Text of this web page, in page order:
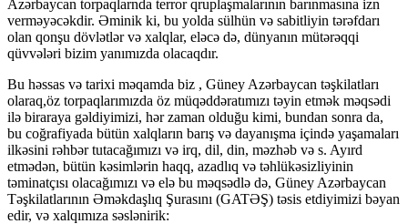
Azərbaycan torpaqlarnda terror qruplaşmalarının barınmasına izn
verməyəcəkdir. Əminik ki, bu yolda sülhün və sabitliyin tərəfdarı
olan qonşu dövlətlər və xalqlar, eləcə də, dünyanın mütərəqqi
qüvvələri bizim yanımızda olacaqdır.
Bu həssas və tarixi məqamda biz , Güney Azərbaycan təşkilatları
olaraq,öz torpaqlarımızda öz müqəddəratımızı təyin etmək məqsədi
ilə biraraya gəldiyimizi, hər zaman olduğu kimi, bundan sonra da,
bu coğrafiyada bütün xalqların barış və dayanışma içində yaşamaları
ilkəsini rəhbər tutacağımızı və irq, dil, din, məzhəb və s. Ayırd
etmədən, bütün kəsimlərin haqq, azadlıq və təhlükəsizliyinin
təminatçısı olacağımızı və elə bu məqsədlə də, Güney Azərbaycan
Təşkilatlarının Əməkdaşlıq Şurasını (GATƏŞ) təsis etdiyimizi bəyan
edir, və xalqımıza səslənirik: